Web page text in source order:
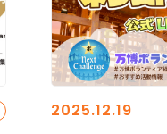
2025.12.19